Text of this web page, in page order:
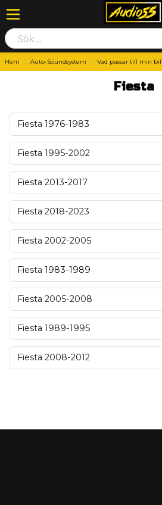
Hem Auto-Soundsystem Vad passar till min
Fiesta
Fiesta 1976-1983
Fiesta 1995-2002
Fiesta 2013-2017
Fiesta 2018-2023
Fiesta 2002-2005
Fiesta 1983-1989
Fiesta 2005-2008
Fiesta 1989-1995
Fiesta 2008-2012